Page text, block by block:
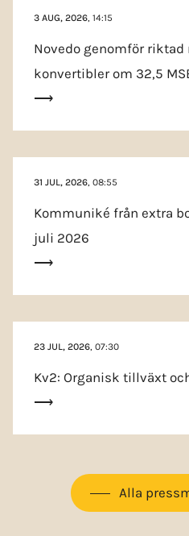
3 AUG, 2026, 14:15
Novedo genomför riktad
konvertibler om 32,5
31 JUL, 2026, 08:55
Kommuniké från extra
juli 2026
23 JUL, 2026, 07:30
Kv2: Organisk tillväxt
Alla